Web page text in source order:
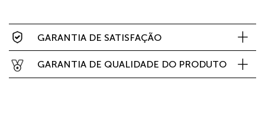
GARANTIA DE SATISFAÇÃO
GARANTIA DE QUALIDADE DO PRODUTO